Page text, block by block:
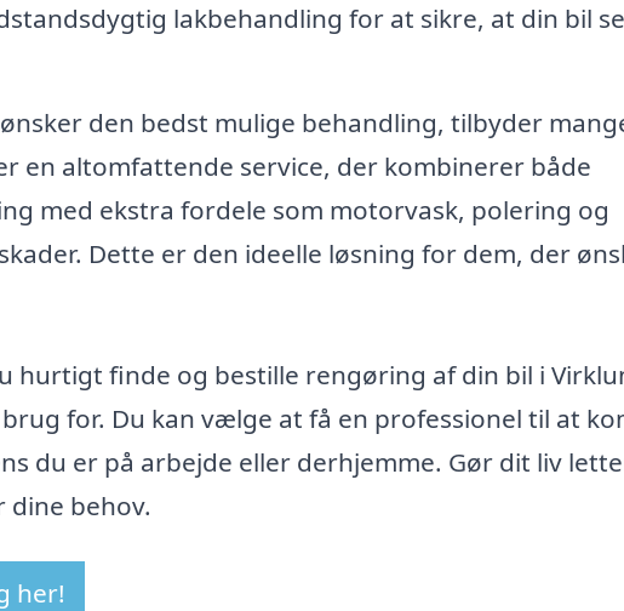
lakbehandling for at sikre, at din bil
den bedst mulige behandling, tilbyder
en altomfattende service, der kombinerer både
med ekstra fordele som motorvask, polering og
Dette er den ideelle løsning for dem, der
hurtigt finde og bestille rengøring af din bil i
for. Du kan vælge at få en professionel til at
du er på arbejde eller derhjemme. Gør dit liv
dine behov.
her!